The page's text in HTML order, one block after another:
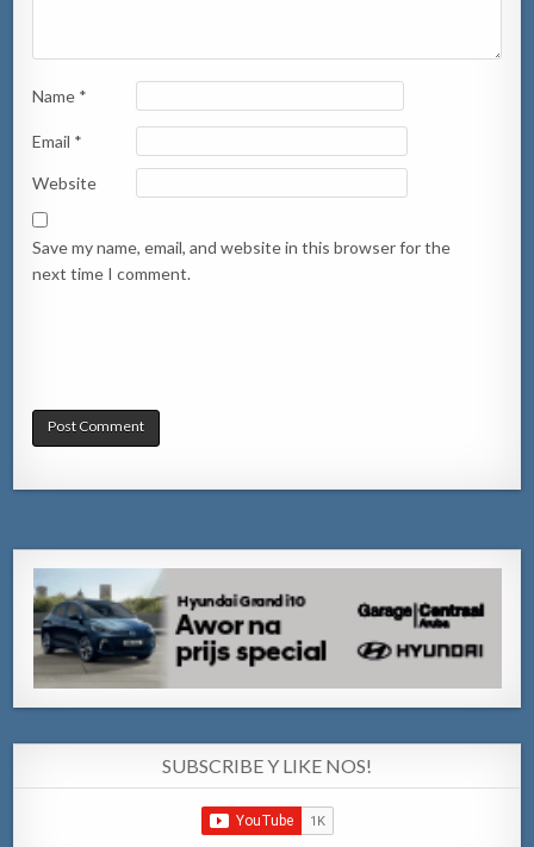
Name *
Email *
Website
Save my name, email, and website in this browser for the
next time I comment.
SUBSCRIBE Y LIKE NOS!